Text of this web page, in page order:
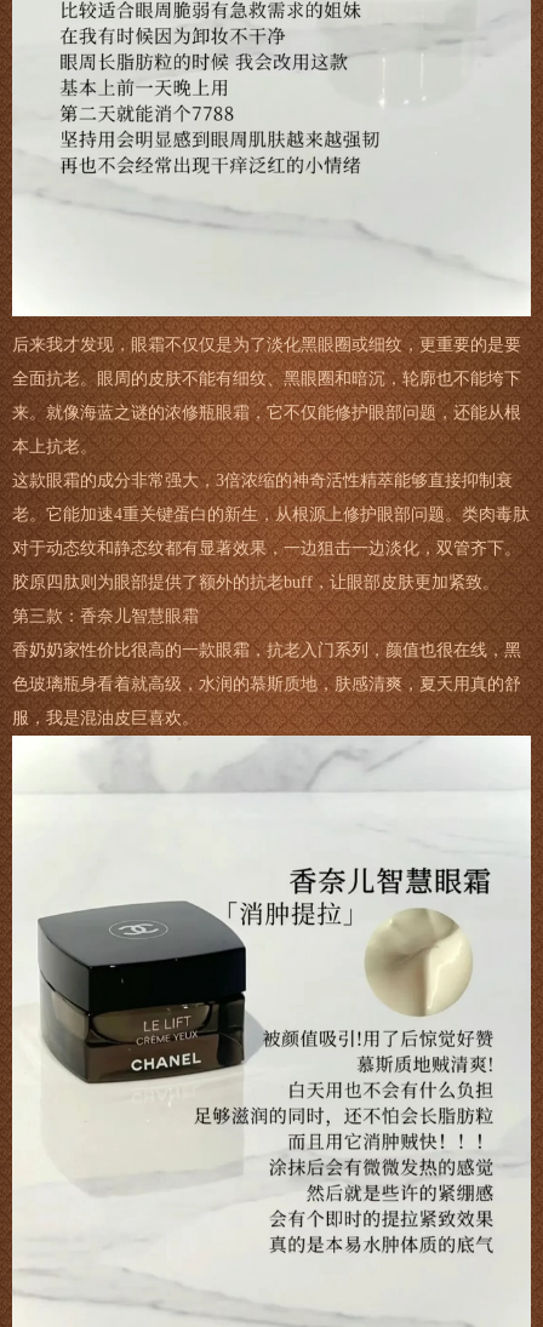
后来我才发现，眼霜不仅仅是为了淡化黑眼圈或细纹，更重要的是要
全面抗老。眼周的皮肤不能有细纹、黑眼圈和暗沉，轮廓也不能垮下
来。就像海蓝之谜的浓修瓶眼霜，它不仅能修护眼部问题，还能从根
本上抗老。
这款眼霜的成分非常强大，3倍浓缩的神奇活性精萃能够直接抑制衰
老。它能加速4重关键蛋白的新生，从根源上修护眼部问题。类肉毒肽
对于动态纹和静态纹都有显著效果，一边狙击一边淡化，双管齐下。
胶原四肽则为眼部提供了额外的抗老buff，让眼部皮肤更加紧致。
第三款：香奈儿智慧眼霜
香奶奶家性价比很高的一款眼霜，抗老入门系列，颜值也很在线，黑
色玻璃瓶身看着就高级，水润的慕斯质地，肤感清爽，夏天用真的舒
服，我是混油皮巨喜欢。